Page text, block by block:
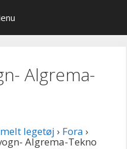
Algrema-
legetøj › Fora ›
Algrema-Tekno